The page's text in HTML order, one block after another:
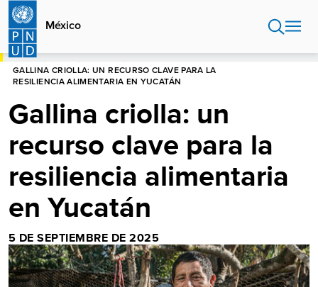
Pasar
contenido
principal
México
HOME
GALLINA CRIOLLA: UN RECURSO CLAVE PARA LA
RESILIENCIA ALIMENTARIA EN YUCATÁN
Gallina criolla: un
recurso clave para la
resiliencia alimentaria
en Yucatán
5 DE SEPTIEMBRE DE 2025